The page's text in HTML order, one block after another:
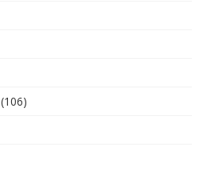
(106)